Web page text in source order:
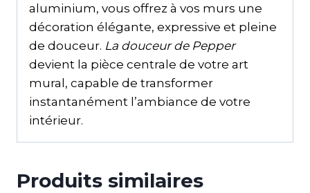
aluminium, vous offrez à vos murs une
décoration élégante, expressive et pleine
de douceur. La douceur de Pepper
devient la pièce centrale de votre art
mural, capable de transformer
instantanément l’ambiance de votre
intérieur.
Produits similaires